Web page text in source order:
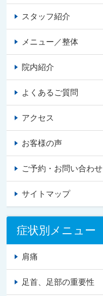
スタッフ紹介
メニュー／整体
院内紹介
よくあるご質問
アクセス
お客様の声
ご予約・お問い合わせ
サイトマップ
症状別メニュー
肩痛
足首、足部の重要性